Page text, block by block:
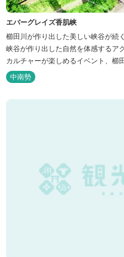
エバーグレイズ香肌峡
櫛田川が作り出した美しい峡谷が続
峡谷が作り出した自然を体感するア
カルチャーが楽しめるイベント、櫛
なアメリカンＢＢＱを体験することができる。 松阪
松阪観光インフォメーションサイト
中南勢